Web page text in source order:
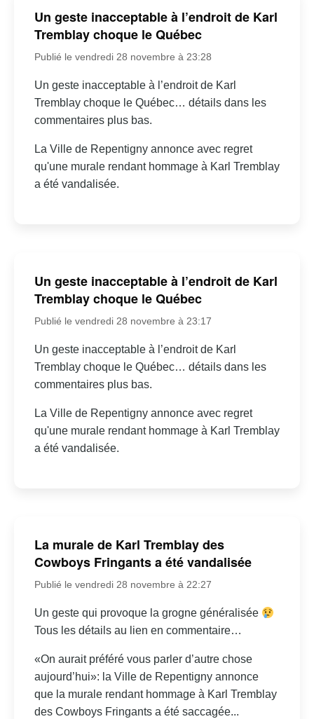
Un geste inacceptable à l’endroit de Karl
Tremblay choque le Québec
Publié le vendredi 28 novembre à 23:28
Un geste inacceptable à l’endroit de Karl
Tremblay choque le Québec… détails dans les
commentaires plus bas.
La Ville de Repentigny annonce avec regret
qu'une murale rendant hommage à Karl Tremblay
a été vandalisée.
Un geste inacceptable à l’endroit de Karl
Tremblay choque le Québec
Publié le vendredi 28 novembre à 23:17
Un geste inacceptable à l’endroit de Karl
Tremblay choque le Québec… détails dans les
commentaires plus bas.
La Ville de Repentigny annonce avec regret
qu'une murale rendant hommage à Karl Tremblay
a été vandalisée.
La murale de Karl Tremblay des
Cowboys Fringants a été vandalisée
Publié le vendredi 28 novembre à 22:27
Un geste qui provoque la grogne généralisée
Tous les détails au lien en commentaire…
«On aurait préféré vous parler d’autre chose
aujourd’hui»: la Ville de Repentigny annonce
que la murale rendant hommage à Karl Tremblay
des Cowboys Fringants a été saccagée...